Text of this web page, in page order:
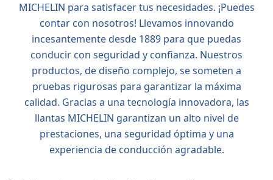
MICHELIN para satisfacer tus necesidades. ¡Puedes
contar con nosotros! Llevamos innovando
incesantemente desde 1889 para que puedas
conducir con seguridad y confianza. Nuestros
productos, de diseño complejo, se someten a
pruebas rigurosas para garantizar la máxima
calidad. Gracias a una tecnología innovadora, las
llantas MICHELIN garantizan un alto nivel de
prestaciones, una seguridad óptima y una
experiencia de conducción agradable.